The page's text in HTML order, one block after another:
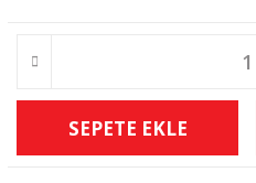
SEPETE EKLE